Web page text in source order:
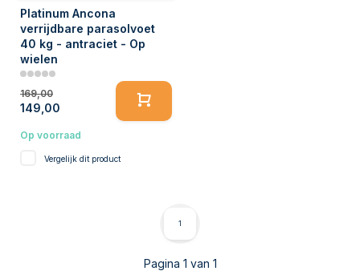
Platinum Ancona
verrijdbare parasolvoet
40 kg - antraciet - Op
wielen
169,00
149,00
Op voorraad
Vergelijk dit product
Pagina 1 van 1
1